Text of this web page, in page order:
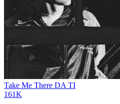
Take Me There DA TI
161K